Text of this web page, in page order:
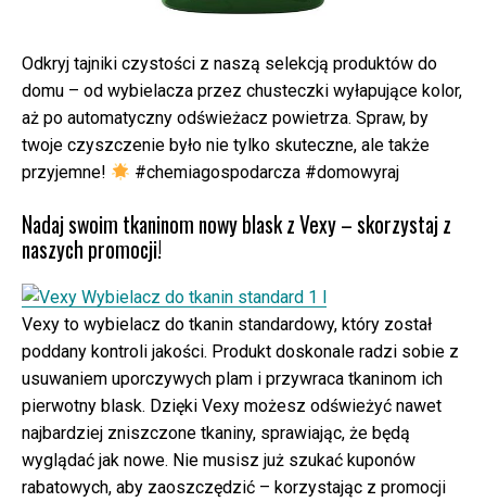
Odkryj tajniki czystości z naszą selekcją produktów do
domu – od wybielacza przez chusteczki wyłapujące kolor,
aż po automatyczny odświeżacz powietrza. Spraw, by
twoje czyszczenie było nie tylko skuteczne, ale także
przyjemne!
#chemiagospodarcza #domowyraj
Nadaj swoim tkaninom nowy blask z Vexy – skorzystaj z
naszych promocji!
Vexy to wybielacz do tkanin standardowy, który został
poddany kontroli jakości. Produkt doskonale radzi sobie z
usuwaniem uporczywych plam i przywraca tkaninom ich
pierwotny blask. Dzięki Vexy możesz odświeżyć nawet
najbardziej zniszczone tkaniny, sprawiając, że będą
wyglądać jak nowe. Nie musisz już szukać kuponów
rabatowych, aby zaoszczędzić – korzystając z promocji